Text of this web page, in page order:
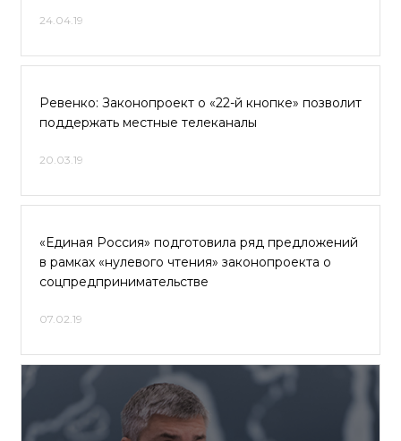
24.04.19
Ревенко: Законопроект о «22-й кнопке» позволит
поддержать местные телеканалы
20.03.19
«Единая Россия» подготовила ряд предложений
в рамках «нулевого чтения» законопроекта о
соцпредпринимательстве
07.02.19